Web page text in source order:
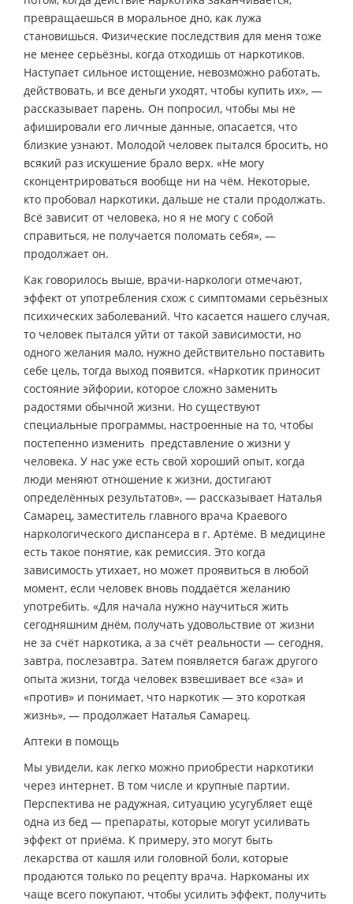
превращаешься в моральное дно, как лужа
становишься. Физические последствия для меня тоже
не менее серьёзны, когда отходишь от наркотиков.
Наступает сильное истощение, невозможно работать,
действовать, и все деньги уходят, чтобы купить их», —
рассказывает парень. Он попросил, чтобы мы не
афишировали его личные данные, опасается, что
близкие узнают. Молодой человек пытался бросить, но
всякий раз искушение брало верх. «Не могу
сконцентрироваться вообще ни на чём. Некоторые,
кто пробовал наркотики, дальше не стали продолжать.
Всё зависит от человека, но я не могу с собой
справиться, не получается поломать себя», —
продолжает он.
Как говорилось выше, врачи-наркологи отмечают,
эффект от употребления схож с симптомами серьёзных
психических заболеваний. Что касается нашего случая,
то человек пытался уйти от такой зависимости, но
одного желания мало, нужно действительно поставить
себе цель, тогда выход появится. «Наркотик приносит
состояние эйфории, которое сложно заменить
радостями обычной жизни. Но существуют
специальные программы, настроенные на то, чтобы
постепенно изменить представление о жизни у
человека. У нас уже есть свой хороший опыт, когда
люди меняют отношение к жизни, достигают
определённых результатов», — рассказывает Наталья
Самарец, заместитель главного врача Краевого
наркологического диспансера в г. Артёме. В медицине
есть такое понятие, как ремиссия. Это когда
зависимость утихает, но может проявиться в любой
момент, если человек вновь поддаётся желанию
употребить. «Для начала нужно научиться жить
сегодняшним днём, получать удовольствие от жизни
не за счёт наркотика, а за счёт реальности — сегодня,
завтра, послезавтра. Затем появляется багаж другого
опыта жизни, тогда человек взвешивает все «за» и
«против» и понимает, что наркотик — это короткая
жизнь», — продолжает Наталья Самарец.
Аптеки в помощь
Мы увидели, как легко можно приобрести наркотики
через интернет. В том числе и крупные партии.
Перспектива не радужная, ситуацию усугубляет ещё
одна из бед — препараты, которые могут усиливать
эффект от приёма. К примеру, это могут быть
лекарства от кашля или головной боли, которые
продаются только по рецепту врача. Наркоманы их
чаще всего покупают, чтобы усилить эффект, получить